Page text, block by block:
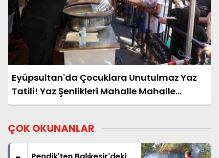
Eyüpsultan'da Çocuklara Unutulmaz Yaz
Tatili! Yaz Şenlikleri Mahalle Mahalle
Başladı
ÇOK OKUNANLAR